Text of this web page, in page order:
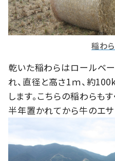
稲わ
乾いた稲わらはロールベ
れ、直径と高さ1ｍ、約
します。こちらの稲わらも
半年置かれてから牛のエサ